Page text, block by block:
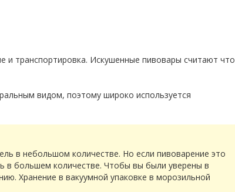
транспортировка. Искушенные пивовары считают что
видом, поэтому широко используется
в небольшом количестве. Но если пивоварение это
в большем количестве. Чтобы вы были уверены в
Хранение в вакуумной упаковке в морозильной